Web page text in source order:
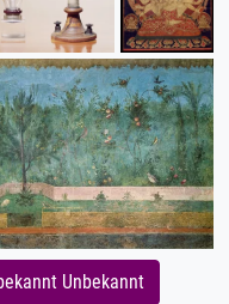
Unbekannt